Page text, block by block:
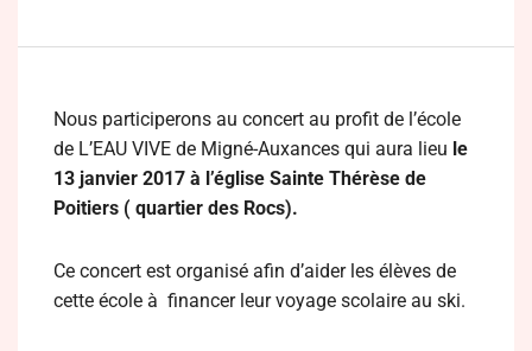
Nous participerons au concert au profit de l’école
de L’EAU VIVE de Migné-Auxances qui aura lieu le
13 janvier 2017 à l’église Sainte Thérèse de
Poitiers ( quartier des Rocs).
Ce concert est organisé afin d’aider les élèves de
cette école à financer leur voyage scolaire au ski.